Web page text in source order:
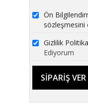
Ön
sözleşmesini
Gizlilik
Ediyorum